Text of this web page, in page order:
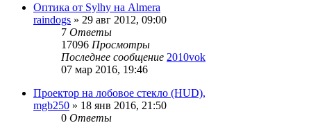
Оптика от Sylhy на Almera
raindogs » 29 авг 2012, 09:00
7 Ответы
17096 Просмотры
Последнее сообщение 2010vok
07 мар 2016, 19:46
Проектор на лобовое стекло (HUD),
mgb250 » 18 янв 2016, 21:50
0 Ответы